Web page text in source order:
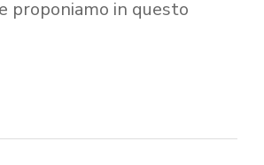
proponiamo in questo